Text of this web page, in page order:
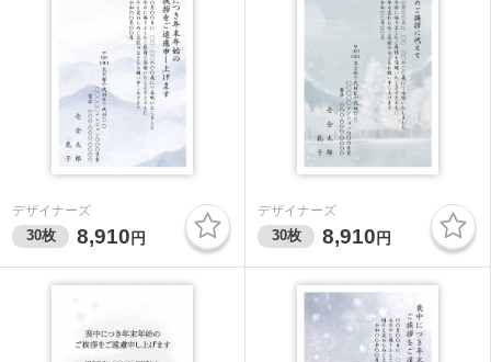
デザイナーズ
30枚 8,910円
デザイナーズ
30枚 8,910円